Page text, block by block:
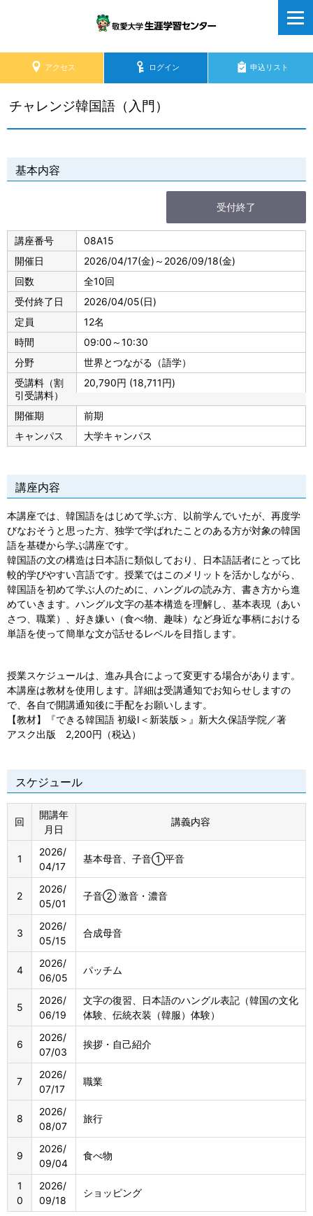
アクセス ログイン 申込リスト
チャレンジ韓国語（入門）
基本内容
受付終了
講座番号
08A15
開催日
2026/04/17(金) ～ 2026/09/18(金)
回数
全10回
受付終了日
2026/04/05(日)
定員
12名
時間
09:00～10:30
分野
世界とつながる（語学）
受講料（割
引受講料）
20,790円 (18,711円)
開催期
前期
キャンパス
大学キャンパス
講座内容
本講座では、韓国語をはじめて学ぶ方、以前学んでいたが、再度学
びなおそうと思った方、独学で学ばれたことのある方が対象の韓国
語を基礎から学ぶ講座です。
韓国語の文の構造は日本語に類似しており、日本語話者にとって比
較的学びやすい言語です。授業ではこのメリットを活かしながら、
韓国語を初めて学ぶ人のために、ハングルの読み方、書き方から進
めていきます。ハングル文字の基本構造を理解し、基本表現（あい
さつ、職業）、好き嫌い（食べ物、趣味）など身近な事柄における
単語を使って簡単な文が話せるレベルを目指します。
授業スケジュールは、進み具合によって変更する場合があります。
本講座は教材を使用します。詳細は受講通知でお知らせしますの
で、各自で開講通知後に手配をお願いします。
【教材】『できる韓国語 初級Ⅰ＜新装版＞』新大久保語学院／著
アスク出版 2,200円（税込）
スケジュール
回
開講年
月日
講義内容
1
2026/
04/17
基本母音、子音①平音
2
2026/
05/01
子音② 激音・濃音
3
2026/
05/15
合成母音
4
2026/
06/05
パッチム
5
2026/
06/19
文字の復習、日本語のハングル表記（韓国の文化
体験、伝統衣装（韓服）体験）
6
2026/
07/03
挨拶・自己紹介
7
2026/
07/17
職業
8
2026/
08/07
旅行
9
2026/
09/04
食べ物
1
0
2026/
09/18
ショッピング